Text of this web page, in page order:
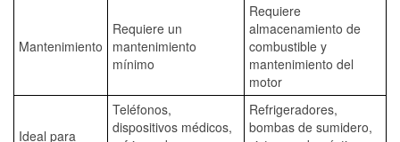
Mantenimiento
Requiere un
mantenimiento
mínimo
Requiere
almacenamiento de
combustible y
mantenimiento del
motor
Ideal para
Teléfonos,
dispositivos médicos,
Refrigeradores,
bombas de sumidero,